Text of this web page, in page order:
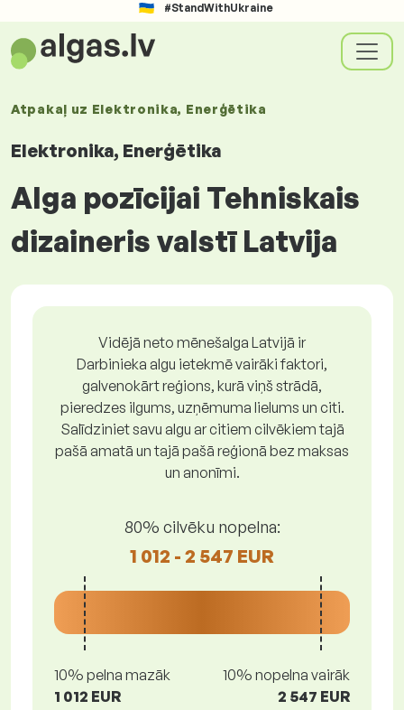
#StandWithUkraine
Atpakaļ uz Elektronika, Enerģētika
Elektronika, Enerģētika
Alga pozīcijai Tehniskais
dizaineris valstī Latvija
Vidējā neto mēnešalga Latvijā ir
Darbinieka algu ietekmē vairāki faktori,
galvenokārt reģions, kurā viņš strādā,
pieredzes ilgums, uzņēmuma lielums un citi.
Salīdziniet savu algu ar citiem cilvēkiem tajā
pašā amatā un tajā pašā reģionā bez maksas
un anonīmi.
80% cilvēku nopelna:
1 012 - 2 547 EUR
10% pelna mazāk
1 012 EUR
10% nopelna vairāk
2 547 EUR